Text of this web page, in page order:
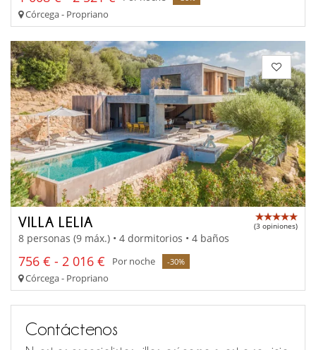
Córcega - Propriano
VILLA LELIA (3 opiniones)
8 personas (9 máx.) • 4 dormitorios • 4 baños
756 € - 2 016 € Por noche -30%
Córcega - Propriano
Contáctenos